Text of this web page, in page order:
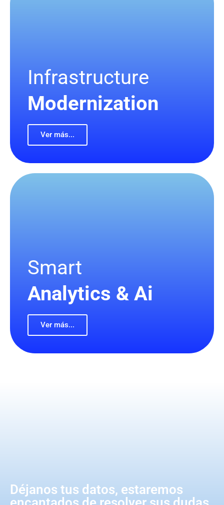
Infrastructure
Modernization
Ver más...
Smart
Analytics & Ai
Ver más...
Déjanos tus datos, estaremos